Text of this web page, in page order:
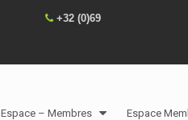
+32 (0)69
Espace – Membres Espace